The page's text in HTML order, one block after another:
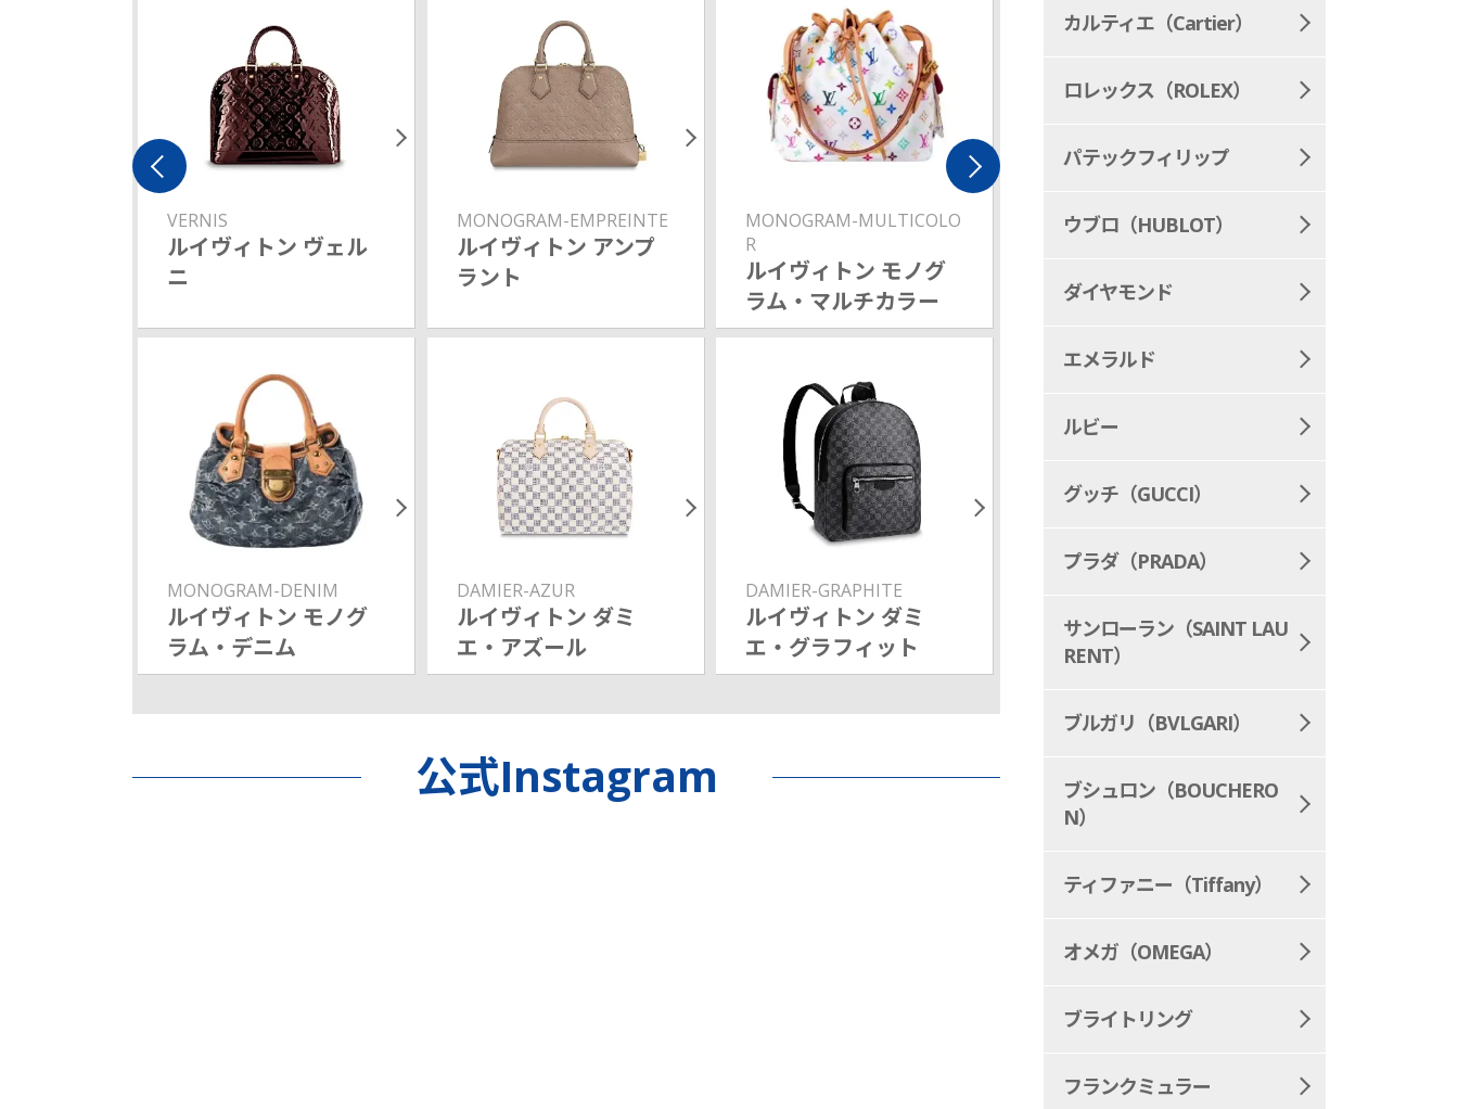
VERNIS
ルイヴィトン ヴェル
ニ
MONOGRAM-EMPREINTE
ルイヴィトン アンプ
ラント
MONOGRAM-MULTICOLO
R
ルイヴィトン モノグ
ラム・マルチカラー
MONOGRAM-DENIM
ルイヴィトン モノグ
ラム・デニム
DAMIER-AZUR
ルイヴィトン ダミ
エ・アズール
DAMIER-GRAPHITE
ルイヴィトン ダミ
エ・グラフィット
TAIGA
LV-CLAFTY
フティ
公式Instagram
カルティエ（Cartier）
ロレックス（ROLEX）
パテックフィリップ
ウブロ（HUBLOT）
ダイヤモンド
エメラルド
ルビー
グッチ（GUCCI）
プラダ（PRADA）
サンローラン（SAINT LAU
RENT）
ブルガリ（BVLGARI）
ブシュロン（BOUCHERO
N）
ティファニー（Tiffany）
オメガ（OMEGA）
ブライトリング
フランクミュラー